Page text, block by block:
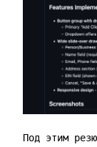
Под этим